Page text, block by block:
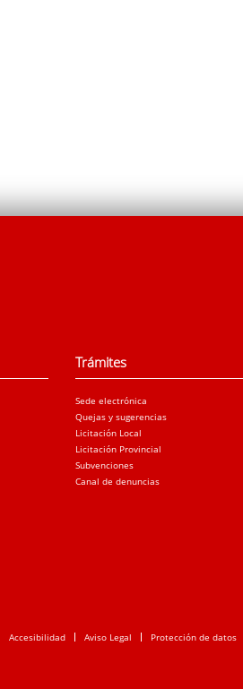
Trámites
Sede electrónica
Quejas y sugerencias
Licitación Local
Licitación Provincial
Subvenciones
Canal de denuncias
Accesibilidad Aviso Legal Protección de datos